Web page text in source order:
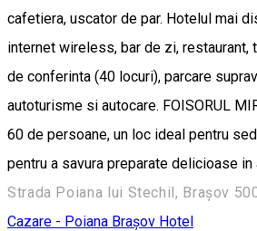
cafetiera, uscator de par. Hotelul mai
internet wireless, bar de zi, restaurant,
de conferinta (40 locuri), parcare
autoturisme si autocare. FOISORUL
60 de persoane, un loc ideal pentru
pentru a savura preparate delicioase in
Strada Poiana lui Stechil, Brașov
Cazare - Poiana Brașov Hotel